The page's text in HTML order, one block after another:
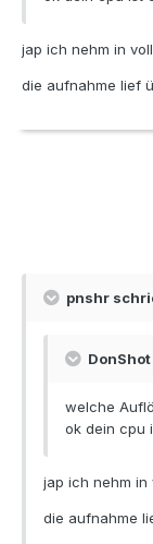
jap ich nehm in
die aufnahme lief
pnshr
welche
ok dein cpu
jap ich nehm
die aufnahme